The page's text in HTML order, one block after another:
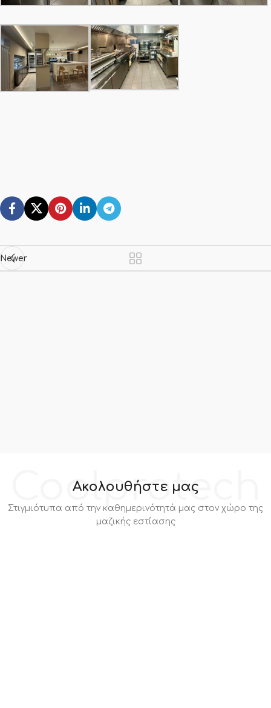
Newer
Coolprotech
Ακολουθήστε μας
Στιγμιότυπα από την καθημερινότητά μας στον χώρο της
μαζικής εστίασης